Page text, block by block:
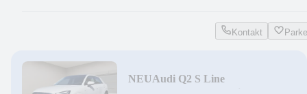
Kontakt
NEUAudi Q2 S Line